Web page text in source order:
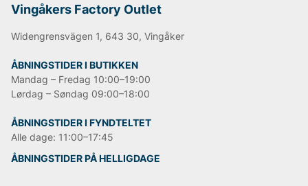
Vingåkers Factory Outlet
Widengrensvägen 1, 643 30, Vingåker
ÅBNINGSTIDER I BUTIKKEN
Mandag – Fredag 10:00–19:00
Lørdag – Søndag 09:00–18:00
ÅBNINGSTIDER I FYNDTELTET
Alle dage: 11:00–17:45
ÅBNINGSTIDER PÅ HELLIGDAGE